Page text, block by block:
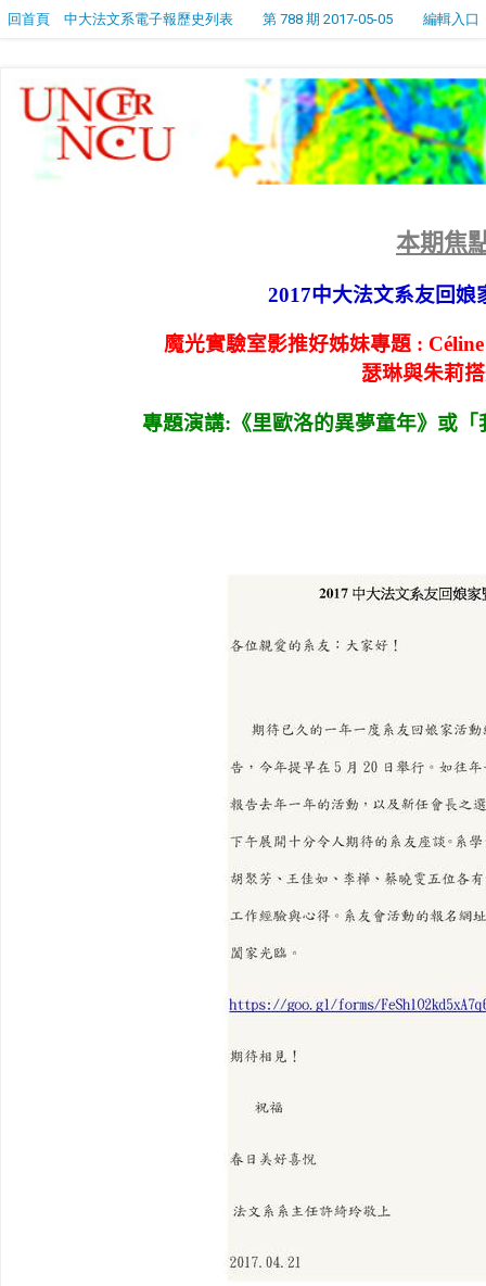
回首頁 中大法文系電子報歷史列表 第 788 期 2017-05-05 編輯入口